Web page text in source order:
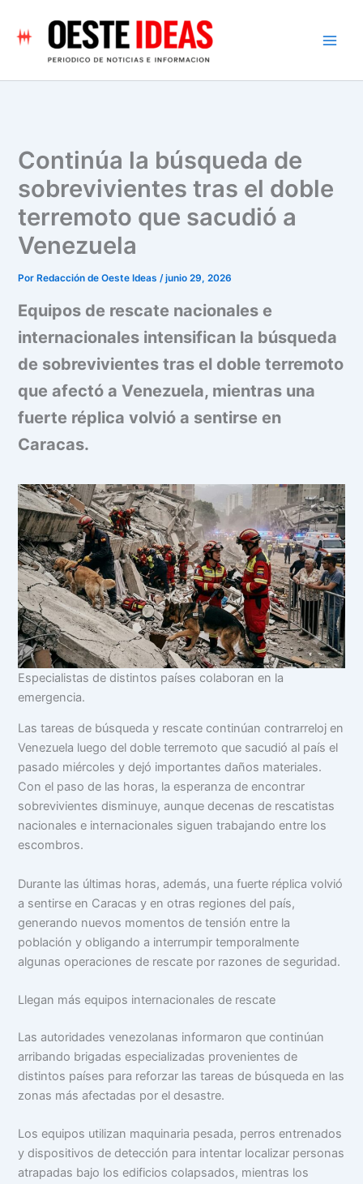
contenido
Continúa la búsqueda de
sobrevivientes tras el doble
terremoto que sacudió a
Venezuela
Por Redacción de Oeste Ideas/junio 29, 2026
Equipos de rescate nacionales e
internacionales intensifican la búsqueda
de sobrevivientes tras el doble terremoto
que afectó a Venezuela, mientras una
fuerte réplica volvió a sentirse en
Caracas.
Especialistas de distintos países colaboran en la
emergencia.
Las tareas de búsqueda y rescate continúan contrarreloj en
Venezuela luego del doble terremoto que sacudió al país el
pasado miércoles y dejó importantes daños materiales.
Con el paso de las horas, la esperanza de encontrar
sobrevivientes disminuye, aunque decenas de rescatistas
nacionales e internacionales siguen trabajando entre los
escombros.
Durante las últimas horas, además, una fuerte réplica volvió
a sentirse en Caracas y en otras regiones del país,
generando nuevos momentos de tensión entre la
población y obligando a interrumpir temporalmente
algunas operaciones de rescate por razones de seguridad.
Llegan más equipos internacionales de rescate
Las autoridades venezolanas informaron que continúan
arribando brigadas especializadas provenientes de
distintos países para reforzar las tareas de búsqueda en las
zonas más afectadas por el desastre.
Los equipos utilizan maquinaria pesada, perros entrenados
y dispositivos de detección para intentar localizar personas
atrapadas bajo los edificios colapsados, mientras los